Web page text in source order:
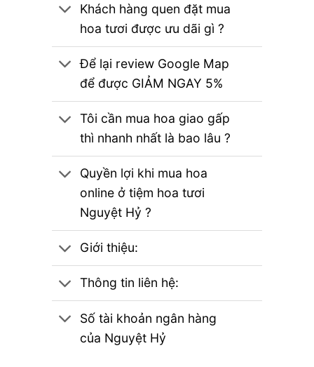
Khách hàng quen đặt mua
hoa tươi được ưu dãi gì ?
Để lại review Google Map
để được GIẢM NGAY 5%
Tôi cần mua hoa giao gấp
thì nhanh nhất là bao lâu ?
Quyền lợi khi mua hoa
online ở tiệm hoa tươi
Nguyệt Hỷ ?
Giới thiệu:
Thông tin liên hệ:
Số tài khoản ngân hàng
của Nguyệt Hỷ